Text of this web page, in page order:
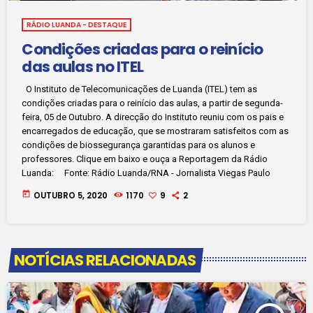
RÁDIO LUANDA - DESTAQUE
Condições criadas para o reinício
das aulas no ITEL
O Instituto de Telecomunicações de Luanda (ITEL) tem as
condições criadas para o reinício das aulas, a partir de segunda-
feira, 05 de Outubro. A direcção do Instituto reuniu com os pais e
encarregados de educação, que se mostraram satisfeitos com as
condições de biossegurança garantidas para os alunos e
professores. Clique em baixo e ouça a Reportagem da Rádio
Luanda: Fonte: Rádio Luanda/RNA - Jornalista Viegas Paulo
today OUTUBRO 5, 2020 1170 9 2
NOTÍCIAS RELACIONADAS